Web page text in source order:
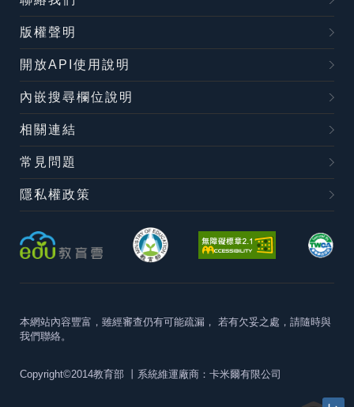
版權聲明
開放API使用說明
內嵌搜尋欄位說明
相關連結
常見問題
隱私權政策
本網站內容豐富，雖經審查仍有可能疏漏， 若有欠妥之處，請隨時與
我們聯絡。
Copyright©2014教育部 丨系統維運廠商：卡米爾有限公司